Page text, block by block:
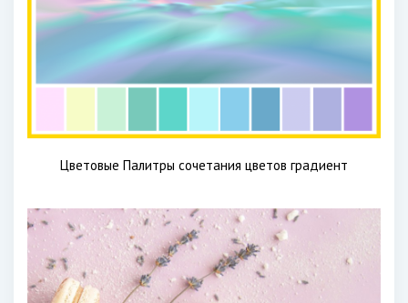
Цветовые Палитры сочетания цветов градиент